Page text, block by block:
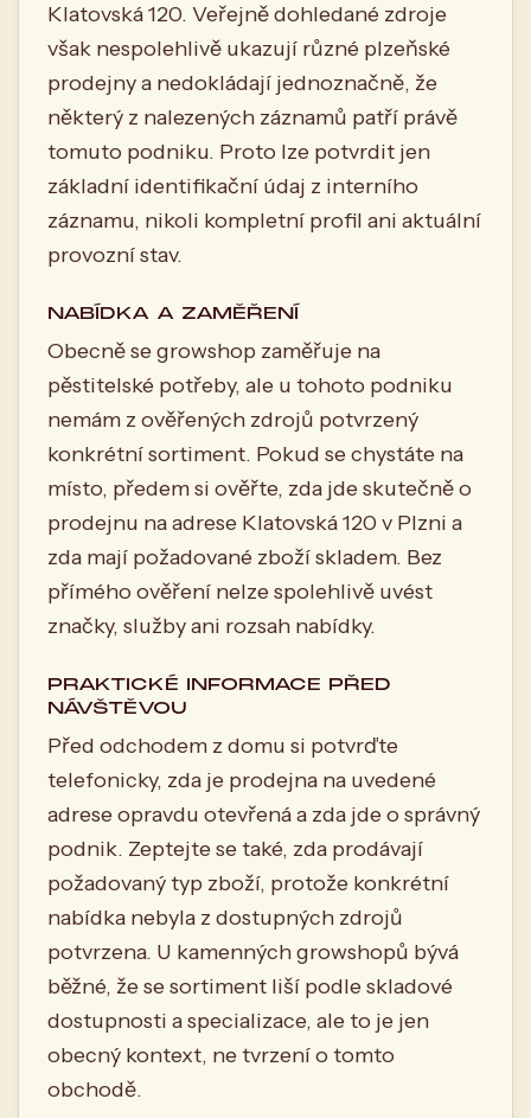
Klatovská 120. Veřejně dohledané zdroje
však nespolehlivě ukazují různé plzeňské
prodejny a nedokládají jednoznačně, že
některý z nalezených záznamů patří právě
tomuto podniku. Proto lze potvrdit jen
základní identifikační údaj z interního
záznamu, nikoli kompletní profil ani aktuální
provozní stav.
NABÍDKA A ZAMĚŘENÍ
Obecně se growshop zaměřuje na
pěstitelské potřeby, ale u tohoto podniku
nemám z ověřených zdrojů potvrzený
konkrétní sortiment. Pokud se chystáte na
místo, předem si ověřte, zda jde skutečně o
prodejnu na adrese Klatovská 120 v Plzni a
zda mají požadované zboží skladem. Bez
přímého ověření nelze spolehlivě uvést
značky, služby ani rozsah nabídky.
PRAKTICKÉ INFORMACE PŘED
NÁVŠTĚVOU
Před odchodem z domu si potvrďte
telefonicky, zda je prodejna na uvedené
adrese opravdu otevřená a zda jde o správný
podnik. Zeptejte se také, zda prodávají
požadovaný typ zboží, protože konkrétní
nabídka nebyla z dostupných zdrojů
potvrzena. U kamenných growshopů bývá
běžné, že se sortiment liší podle skladové
dostupnosti a specializace, ale to je jen
obecný kontext, ne tvrzení o tomto
obchodě.